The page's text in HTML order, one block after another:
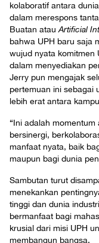
kolaboratif antara
dalam merespons
Buatan atau Artificial
bahwa UPH baru saja
wujud nyata komitmen
dalam menyediakan
Jerry pun mengajak
pertemuan ini sebagai
lebih erat antara
“Ini adalah
bersinergi,
manfaat nyata, baik
maupun bagi dunia
Sambutan turut
menekankan
tinggi dan dunia
bermanfaat bagi
krusial dari misi UPH
membangun bangsa.